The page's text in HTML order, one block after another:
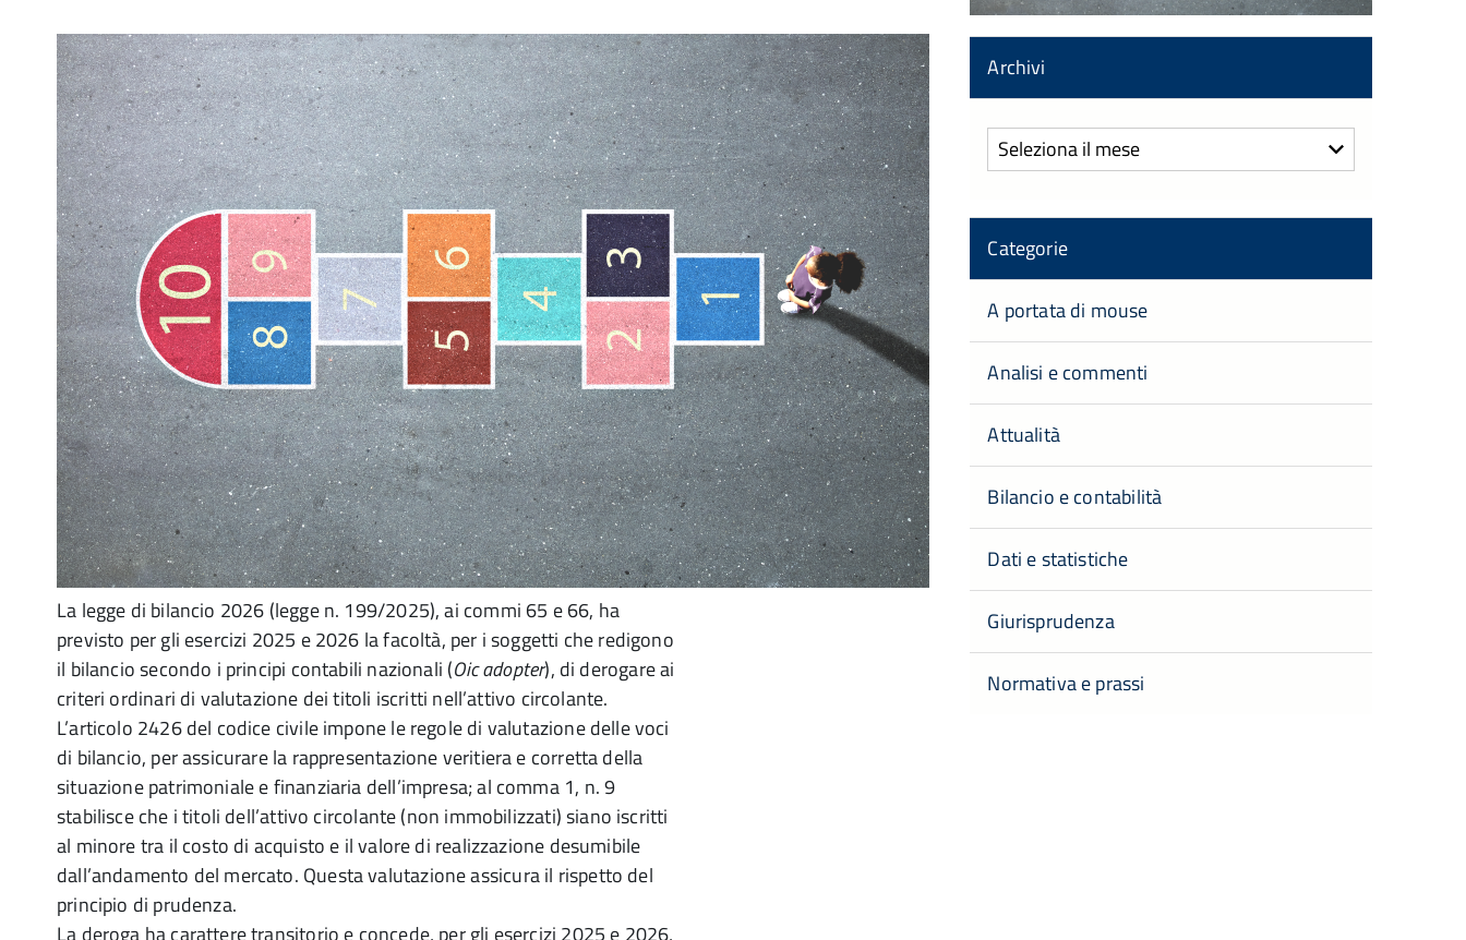
La legge di bilancio 2026 (legge n. 199/2025), ai commi 65 e 66, ha
previsto per gli esercizi 2025 e 2026 la facoltà, per i soggetti che redigono
il bilancio secondo i principi contabili nazionali (Oicadopter), di derogare ai
criteri ordinari di valutazione dei titoli iscritti nell’attivo circolante.
L’articolo 2426 del codice civile impone le regole di valutazione delle voci
di bilancio, per assicurare la rappresentazione veritiera e corretta della
situazione patrimoniale e finanziaria dell’impresa; al comma 1, n. 9
stabilisce che i titoli dell’attivo circolante (non immobilizzati) siano iscritti
al minore tra il costo di acquisto e il valore di realizzazione desumibile
dall’andamento del mercato. Questa valutazione assicura il rispetto del
principio di prudenza.
La deroga ha carattere transitorio e concede, per gli esercizi 2025 e 2026,
Archivi
Archivi
Categorie
A portata di mouse
Analisi e commenti
Attualità
Bilancio e contabilità
Dati e statistiche
Giurisprudenza
Normativa e prassi